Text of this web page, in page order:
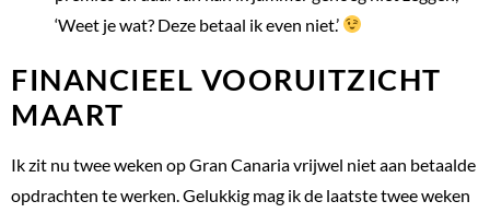
‘Weet je wat? Deze betaal ik even niet.’
FINANCIEEL VOORUITZICHT
MAART
Ik zit nu twee weken op Gran Canaria vrijwel niet aan betaalde
opdrachten te werken. Gelukkig mag ik de laatste twee weken